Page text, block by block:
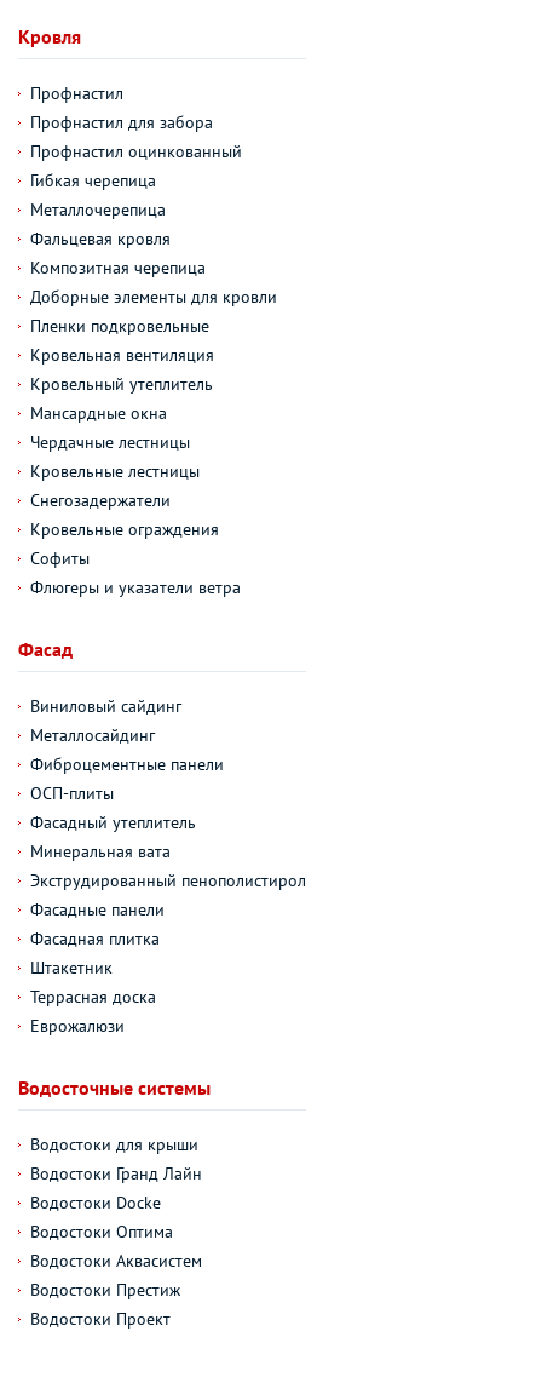
Кровля
Профнастил
Профнастил для забора
Профнастил оцинкованный
Гибкая черепица
Металлочерепица
Фальцевая кровля
Композитная черепица
Доборные элементы для кровли
Пленки подкровельные
Кровельная вентиляция
Кровельный утеплитель
Мансардные окна
Чердачные лестницы
Кровельные лестницы
Снегозадержатели
Кровельные ограждения
Софиты
Флюгеры и указатели ветра
Фасад
Виниловый сайдинг
Металлосайдинг
Фиброцементные панели
ОСП-плиты
Фасадный утеплитель
Минеральная вата
Экструдированный пенополистирол
Фасадные панели
Фасадная плитка
Штакетник
Террасная доска
Еврожалюзи
Водосточные системы
Водостоки для крыши
Водостоки Гранд Лайн
Водостоки Docke
Водостоки Оптима
Водостоки Аквасистем
Водостоки Престиж
Водостоки Проект